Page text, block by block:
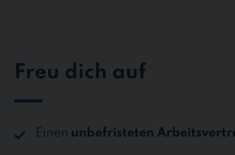
Freu dich auf
Einen unbefristeten